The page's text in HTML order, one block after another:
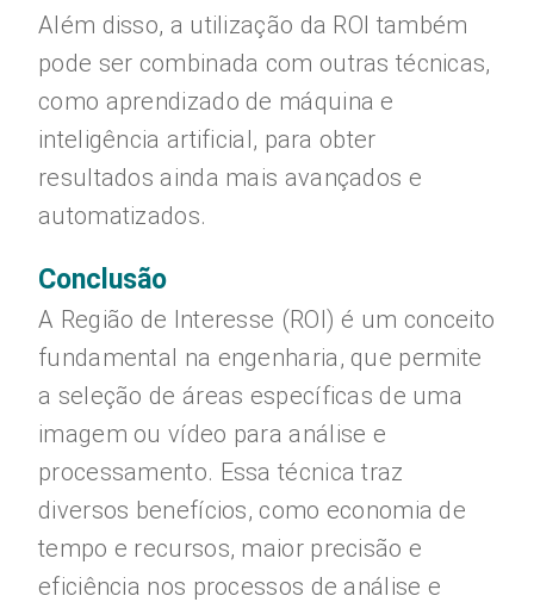
Além disso, a utilização da ROI também
pode ser combinada com outras técnicas,
como aprendizado de máquina e
inteligência artificial, para obter
resultados ainda mais avançados e
automatizados.
Conclusão
A Região de Interesse (ROI) é um conceito
fundamental na engenharia, que permite
a seleção de áreas específicas de uma
imagem ou vídeo para análise e
processamento. Essa técnica traz
diversos benefícios, como economia de
tempo e recursos, maior precisão e
eficiência nos processos de análise e